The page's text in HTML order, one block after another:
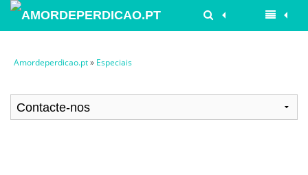
Amordeperdicao.pt» Especiais